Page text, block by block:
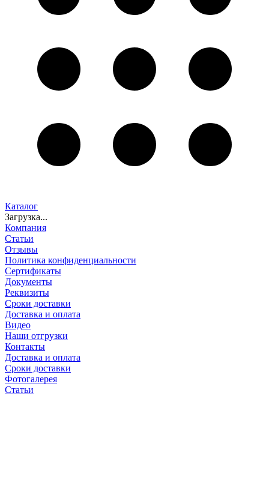
Каталог
Загрузка...
Компания
Статьи
Отзывы
Политика конфиденциальности
Сертификаты
Документы
Реквизиты
Сроки доставки
Доставка и оплата
Видео
Наши отгрузки
Контакты
Доставка и оплата
Сроки доставки
Фотогалерея
Статьи